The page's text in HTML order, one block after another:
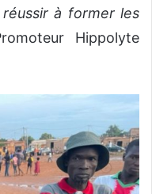
à former les
Hippolyte